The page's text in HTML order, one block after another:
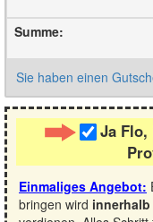
Summe:
Sie haben einen
Ja Flo,
Einmaliges Angebot:
bringen wird